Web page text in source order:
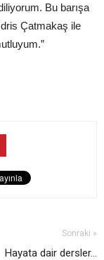
Bu barışa
Çatmakaş ile
Sonraki »
Hayata dair dersler...